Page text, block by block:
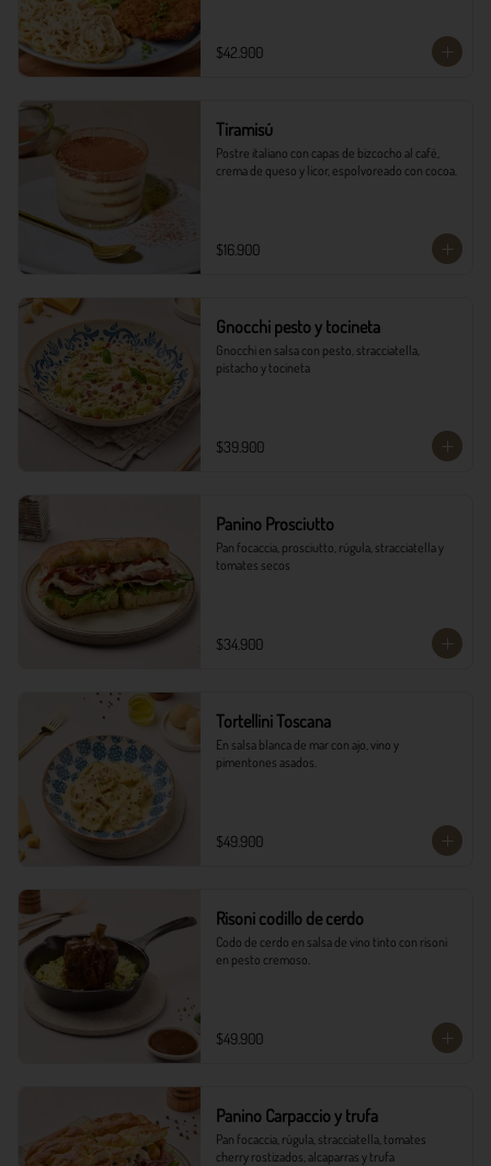
$42.900
Tiramisú
Postre italiano con capas de bizcocho al café,
crema de queso y licor, espolvoreado con cocoa.
$16.900
Gnocchi pesto y tocineta
Gnocchi en salsa con pesto, stracciatella,
pistacho y tocineta
$39.900
Panino Prosciutto
Pan focaccia, prosciutto, rúgula, stracciatella y
tomates secos
$34.900
Tortellini Toscana
En salsa blanca de mar con ajo, vino y
pimentones asados.
$49.900
Risoni codillo de cerdo
Codo de cerdo en salsa de vino tinto con risoni
en pesto cremoso.​
$49.900
Panino Carpaccio y trufa
Pan focaccia, rúgula, stracciatella, tomates
cherry rostizados, alcaparras y trufa